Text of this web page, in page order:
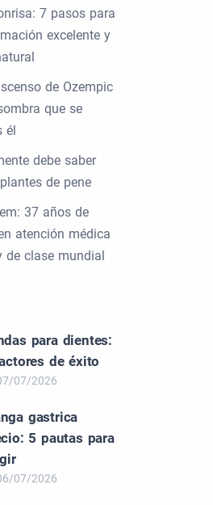
7 pasos para
excelente y
de Ozempic
que se
él
debe saber
de pene
37 años de
atención médica
de clase mundial
para dientes:
de éxito
07/2026
gastrica
5 pautas para
07/2026